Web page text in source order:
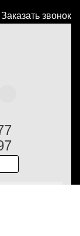
Заказать звонок